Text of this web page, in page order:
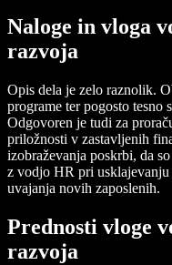
Naloge in vloga
razvoja
Opis dela je zelo raznolik.
programe ter pogosto
Odgovoren je tudi za
priložnosti v zastavljenih
izobraževanja poskrbi, da
z vodjo HR pri
uvajanja novih zaposlenih.
Prednosti vloge
razvoja